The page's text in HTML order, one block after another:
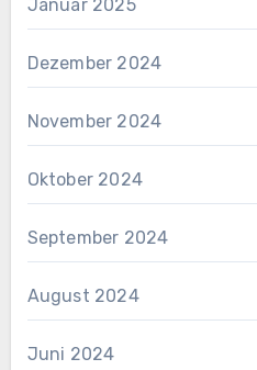
Januar 2025
Dezember 2024
November 2024
Oktober 2024
September 2024
August 2024
Juni 2024